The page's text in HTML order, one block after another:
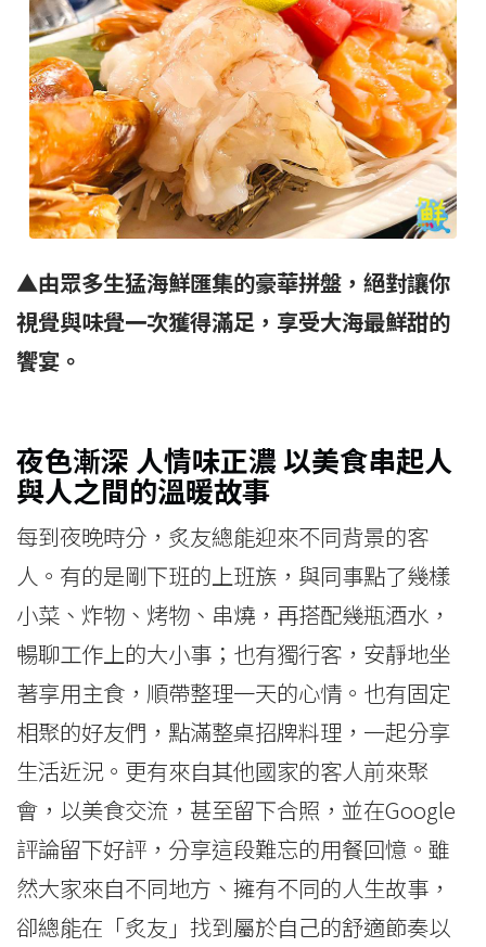
▲由眾多生猛海鮮匯集的豪華拼盤，絕對讓你
視覺與味覺一次獲得滿足，享受大海最鮮甜的
饗宴。
夜色漸深 人情味正濃 以美食串起人
與人之間的溫暖故事
每到夜晚時分，炙友總能迎來不同背景的客
人。有的是剛下班的上班族，與同事點了幾樣
小菜、炸物、烤物、串燒，再搭配幾瓶酒水，
暢聊工作上的大小事；也有獨行客，安靜地坐
著享用主食，順帶整理一天的心情。也有固定
相聚的好友們，點滿整桌招牌料理，一起分享
生活近況。更有來自其他國家的客人前來聚
會，以美食交流，甚至留下合照，並在Google
評論留下好評，分享這段難忘的用餐回憶。雖
然大家來自不同地方、擁有不同的人生故事，
卻總能在「炙友」找到屬於自己的舒適節奏以